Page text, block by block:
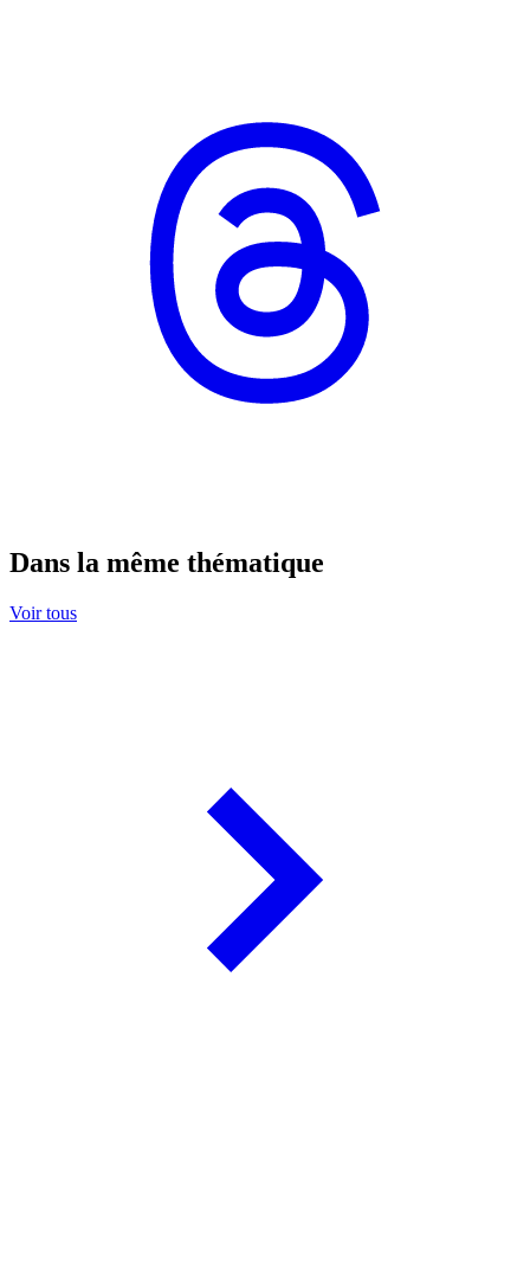
Dans la même thématique
Voir tous